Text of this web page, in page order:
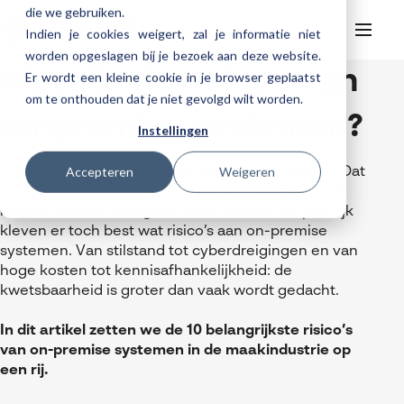
die we gebruiken.
Indien je cookies weigert, zal je informatie niet
worden opgeslagen bij je bezoek aan deze website.
Er wordt een kleine cookie in je browser geplaatst
om te onthouden dat je niet gevolgd wilt worden.
Instellingen
Accepteren Weigeren
HelpdeskWebinars
SOLIDWORKS Design
AI in SOLIDWORKS Design
Cloud services gratis activeren
SOLIDWORKS Design Ultimate
3DEXPERIENCE
nTopology
DriveWorks
DraftSight
Manufacturing
SOLIDWORKS CAM
Databeheer & PLM
SOLIDWORKS PDM
Visiativ PLM
ENOVIA
Virtueel testen
3DEXPERIENCE Cloud Simulation
SOLIDWORKS Simulation
Consultancy diensten
Meer
SOLIDWORKS Composer
Cloud services for SOLIDWORKS
Cloudmigratie
Trainingen
3DEXPERIENCE trainingen
Trainingskalender
Helpdesk
My Visiativ Login
Over Visiativ
Ons bedrijf
Werken bij Visiativ
Nieuws
Evenementen
Contact
Wat zijn de risico’s van
on-premise systemen?
CAD- en PDM-systemen die on-premise draaien. Dat
voelt stevig, veilig en vertrouwd: de servers staan
immers binnen de eigen muren. Maar in de praktijk
kleven er toch best wat risico’s aan on-premise
systemen. Van stilstand tot cyberdreigingen en van
hoge kosten tot kennisafhankelijkheid: de
kwetsbaarheid is groter dan vaak wordt gedacht.
In dit artikel zetten we de 10 belangrijkste risico’s
van on-premise systemen in de maakindustrie op
een rij.